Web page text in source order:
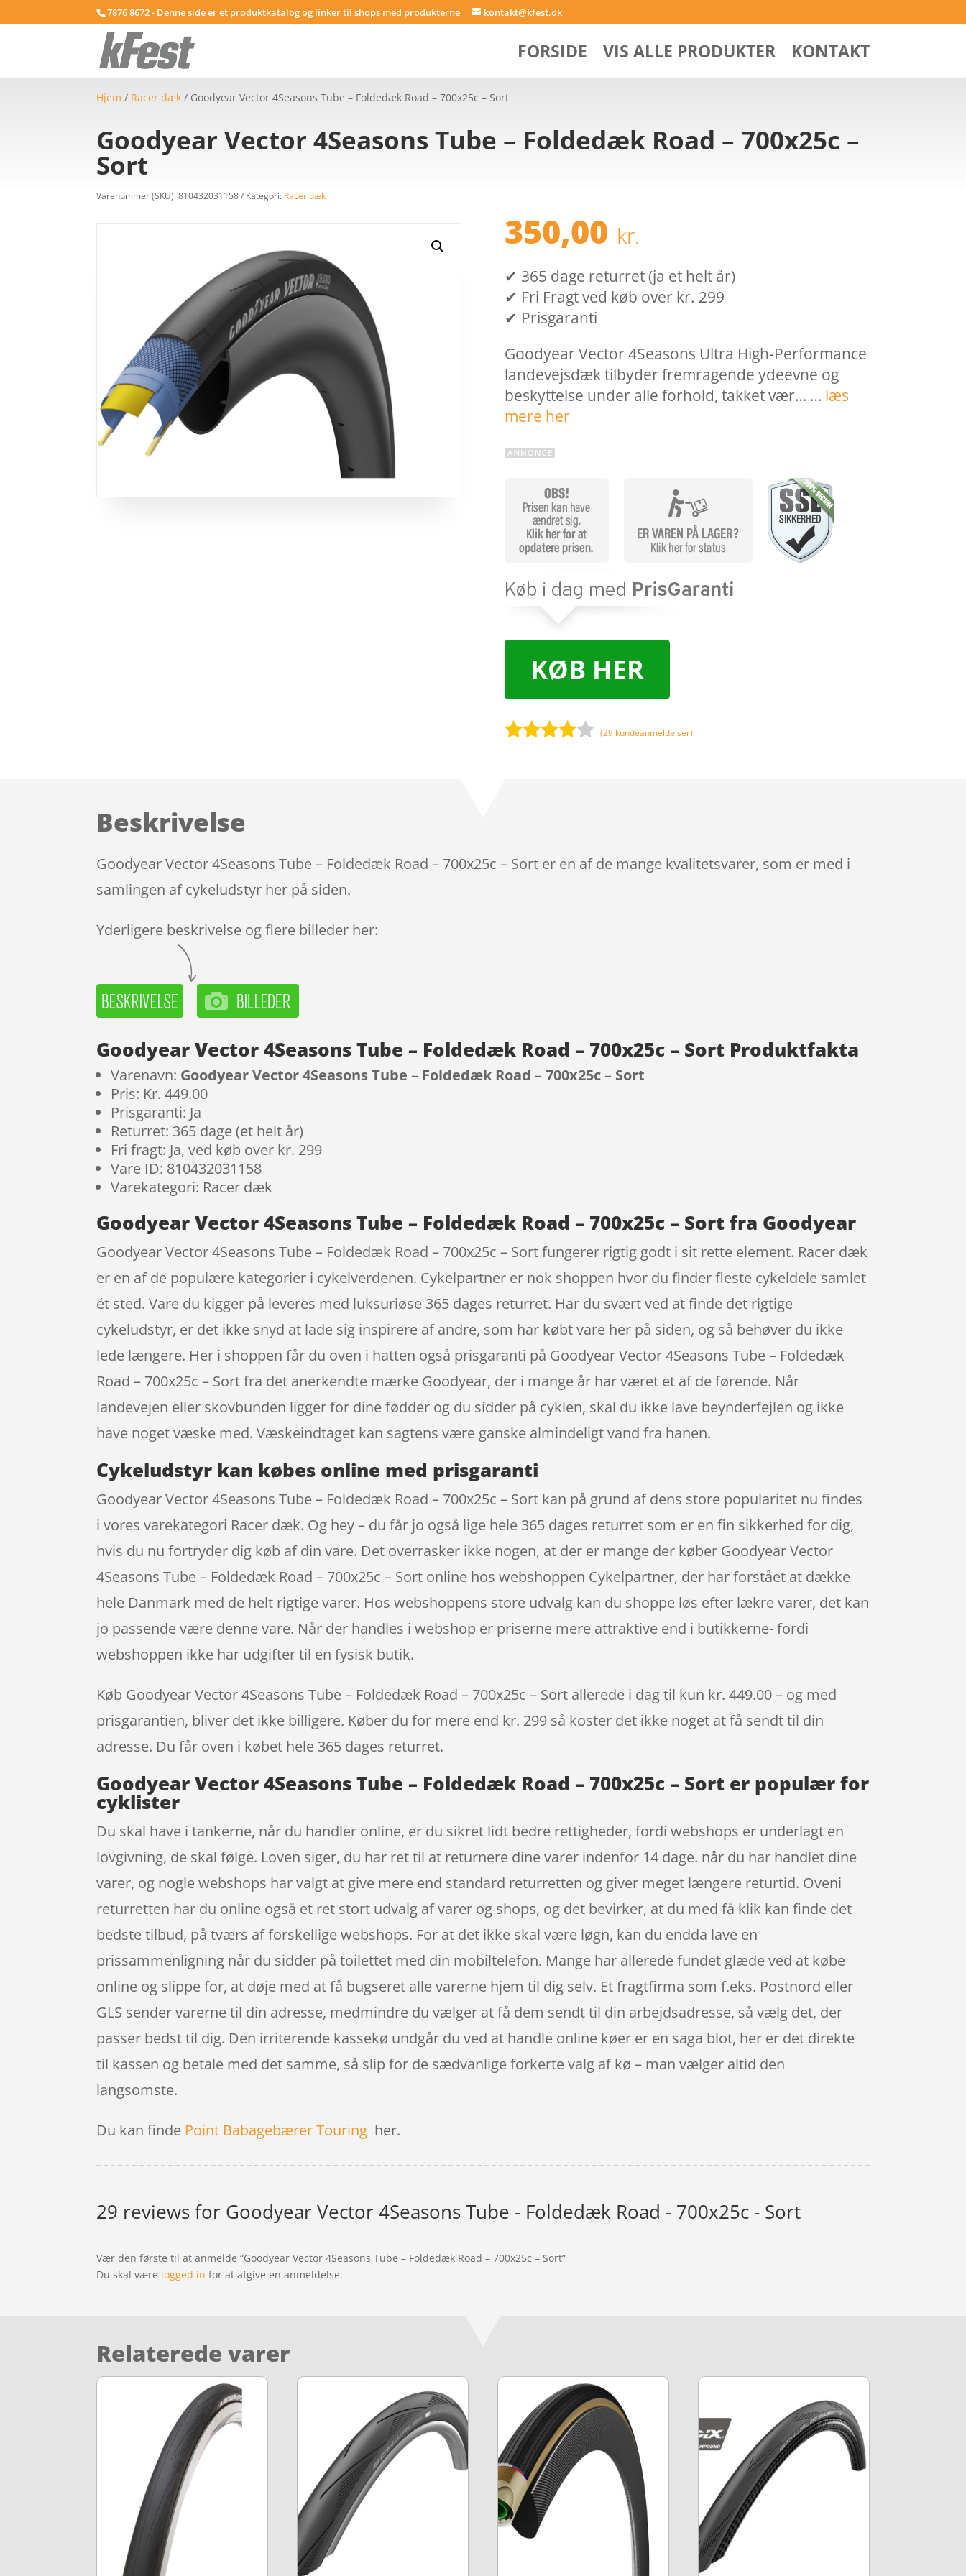
7876 8672 - Denne side er et produktkatalog og linker til shops med produkterne kontakt@kfest.dk
FORSIDE VIS ALLE PRODUKTER KONTAKT
Hjem / Racer dæk / Goodyear Vector 4Seasons Tube – Foldedæk Road – 700x25c – Sort
Goodyear Vector 4Seasons Tube – Foldedæk Road – 700x25c –
Sort
Varenummer (SKU):810432031158 Kategori: Racer dæk
350,00 kr.
✔ 365 dage returret (ja et helt år)
✔ Fri Fragt ved køb over kr. 299
✔ Prisgaranti
Goodyear Vector 4Seasons Ultra High-Performance
landevejsdæk tilbyder fremragende ydeevne og
beskyttelse under alle forhold, takket vær… … læs
mere her
KØB HER
ømmels
er
(29 kundeanmeldelser)
Beskrivelse
Goodyear Vector 4Seasons Tube – Foldedæk Road – 700x25c – Sort er en af de mange kvalitetsvarer, som er med i
samlingen af cykeludstyr her på siden.
Yderligere beskrivelse og flere billeder her:
Goodyear Vector 4Seasons Tube – Foldedæk Road – 700x25c – Sort Produktfakta
Varenavn: Goodyear Vector 4Seasons Tube – Foldedæk Road – 700x25c – Sort
Pris: Kr. 449.00
Prisgaranti: Ja
Returret: 365 dage (et helt år)
Fri fragt: Ja, ved køb over kr. 299
Vare ID: 810432031158
Varekategori: Racer dæk
Goodyear Vector 4Seasons Tube – Foldedæk Road – 700x25c – Sort fra Goodyear
Goodyear Vector 4Seasons Tube – Foldedæk Road – 700x25c – Sort fungerer rigtig godt i sit rette element. Racer dæk
er en af de populære kategorier i cykelverdenen. Cykelpartner er nok shoppen hvor du finder fleste cykeldele samlet
ét sted. Vare du kigger på leveres med luksuriøse 365 dages returret. Har du svært ved at finde det rigtige
cykeludstyr, er det ikke snyd at lade sig inspirere af andre, som har købt vare her på siden, og så behøver du ikke
lede længere. Her i shoppen får du oven i hatten også prisgaranti på Goodyear Vector 4Seasons Tube – Foldedæk
Road – 700x25c – Sort fra det anerkendte mærke Goodyear, der i mange år har været et af de førende. Når
landevejen eller skovbunden ligger for dine fødder og du sidder på cyklen, skal du ikke lave beynderfejlen og ikke
have noget væske med. Væskeindtaget kan sagtens være ganske almindeligt vand fra hanen.
Cykeludstyr kan købes online med prisgaranti
Goodyear Vector 4Seasons Tube – Foldedæk Road – 700x25c – Sort kan på grund af dens store popularitet nu findes
i vores varekategori Racer dæk. Og hey – du får jo også lige hele 365 dages returret som er en fin sikkerhed for dig,
hvis du nu fortryder dig køb af din vare. Det overrasker ikke nogen, at der er mange der køber Goodyear Vector
4Seasons Tube – Foldedæk Road – 700x25c – Sort online hos webshoppen Cykelpartner, der har forstået at dække
hele Danmark med de helt rigtige varer. Hos webshoppens store udvalg kan du shoppe løs efter lækre varer, det kan
jo passende være denne vare. Når der handles i webshop er priserne mere attraktive end i butikkerne- fordi
webshoppen ikke har udgifter til en fysisk butik.
Køb Goodyear Vector 4Seasons Tube – Foldedæk Road – 700x25c – Sort allerede i dag til kun kr. 449.00 – og med
prisgarantien, bliver det ikke billigere. Køber du for mere end kr. 299 så koster det ikke noget at få sendt til din
adresse. Du får oven i købet hele 365 dages returret.
Goodyear Vector 4Seasons Tube – Foldedæk Road – 700x25c – Sort er populær for
cyklister
Du skal have i tankerne, når du handler online, er du sikret lidt bedre rettigheder, fordi webshops er underlagt en
lovgivning, de skal følge. Loven siger, du har ret til at returnere dine varer indenfor 14 dage. når du har handlet dine
varer, og nogle webshops har valgt at give mere end standard returretten og giver meget længere returtid. Oveni
returretten har du online også et ret stort udvalg af varer og shops, og det bevirker, at du med få klik kan finde det
bedste tilbud, på tværs af forskellige webshops. For at det ikke skal være løgn, kan du endda lave en
prissammenligning når du sidder på toilettet med din mobiltelefon. Mange har allerede fundet glæde ved at købe
online og slippe for, at døje med at få bugseret alle varerne hjem til dig selv. Et fragtfirma som f.eks. Postnord eller
GLS sender varerne til din adresse, medmindre du vælger at få dem sendt til din arbejdsadresse, så vælg det, der
passer bedst til dig. Den irriterende kassekø undgår du ved at handle online køer er en saga blot, her er det direkte
til kassen og betale med det samme, så slip for de sædvanlige forkerte valg af kø – man vælger altid den
langsomste.
Du kan finde Point Babagebærer Touring her.
29 reviews for Goodyear Vector 4Seasons Tube - Foldedæk Road - 700x25c - Sort
Vær den første til at anmelde “Goodyear Vector 4Seasons Tube – Foldedæk Road – 700x25c – Sort”
Du skal være logged in for at afgive en anmeldelse.
Relaterede varer